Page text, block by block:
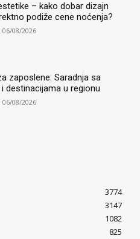
– kako dobar dizajn
podiže cene noćenja?
06/08/2026
zaposlene: Saradnja sa
destinacijama u regionu
06/08/2026
3774
3147
1082
825